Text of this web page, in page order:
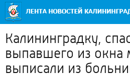
Калининградку,
выпавшего из
выписали из